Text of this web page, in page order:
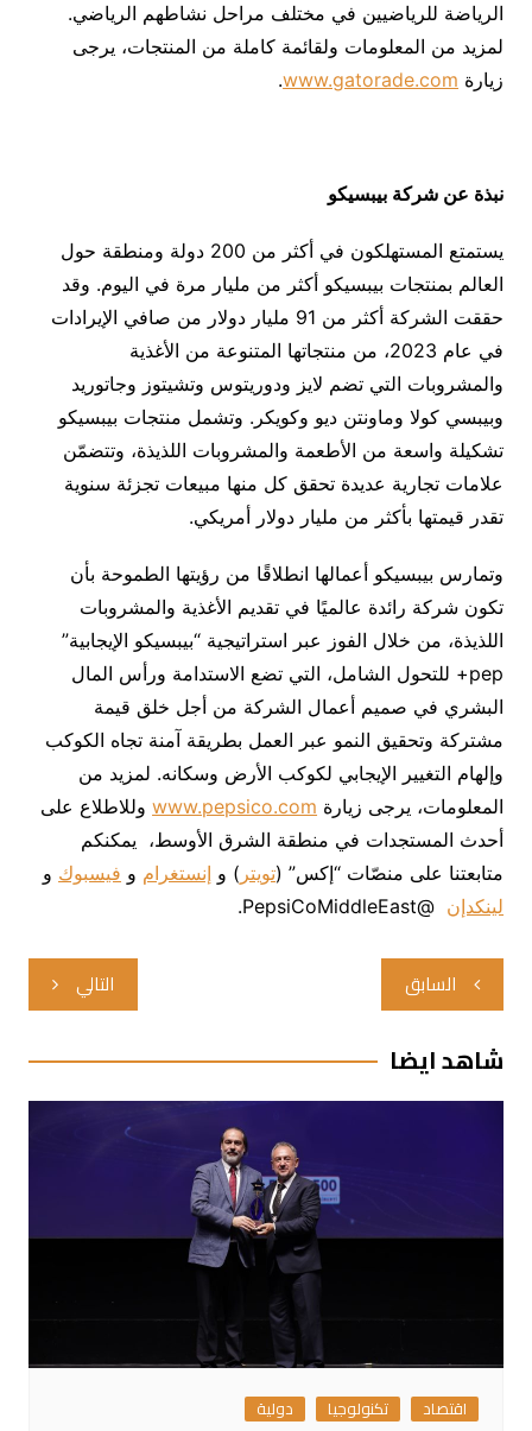
الرياضة للرياضيين في مختلف مراحل نشاطهم الرياضي.
لمزيد من المعلومات ولقائمة كاملة من المنتجات، يرجى
زيارة www.gatorade.com
.
نبذة عن شركة بيبسيكو
يستمتع المستهلكون في أكثر من 200 دولة ومنطقة حول
العالم بمنتجات بيبسيكو أكثر من مليار مرة في اليوم. وقد
حققت الشركة أكثر من 91 مليار دولار من صافي الإيرادات
في عام 2023، من منتجاتها المتنوعة من الأغذية
والمشروبات التي تضم لايز ودوريتوس وتشيتوز وجاتوريد
وبيبسي كولا وماونتن ديو وكويكر. وتشمل منتجات بيبسيكو
تشكيلة واسعة من الأطعمة والمشروبات اللذيذة، وتتضمّن
علامات تجارية عديدة تحقق كل منها مبيعات تجزئة سنوية
تقدر قيمتها بأكثر من مليار دولار أمريكي.
وتمارس بيبسيكو أعمالها انطلاقًا من رؤيتها الطموحة بأن
تكون شركة رائدة عالميًا في تقديم الأغذية والمشروبات
اللذيذة، من خلال الفوز عبر استراتيجية “بيبسيكو الإيجابية”
pep+ للتحول الشامل، التي تضع الاستدامة ورأس المال
البشري في صميم أعمال الشركة من أجل خلق قيمة
مشتركة وتحقيق النمو عبر العمل بطريقة آمنة تجاه الكوكب
وإلهام التغيير الإيجابي لكوكب الأرض وسكانه. لمزيد من
المعلومات، يرجى زيارة www.pepsico.comوللاطلاع على
أحدث المستجدات في منطقة الشرق الأوسط، يمكنكم
متابعتنا على منصّات “إكس” (تويتر ) و إنستغرام و فيسبوك و
لينكدإن @PepsiCoMiddleEast.
تصفّح
المقالات
السابق التالي
شاهد ايضا
اقتصاد تكنولوجيا دولية